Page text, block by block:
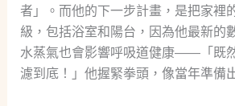
者」。而他的下一步計畫，是把家裡
級，包括浴室和陽台，因為他最新的
水蒸氣也會影響呼吸道健康——「既
濾到底！」他握緊拳頭，像當年準備